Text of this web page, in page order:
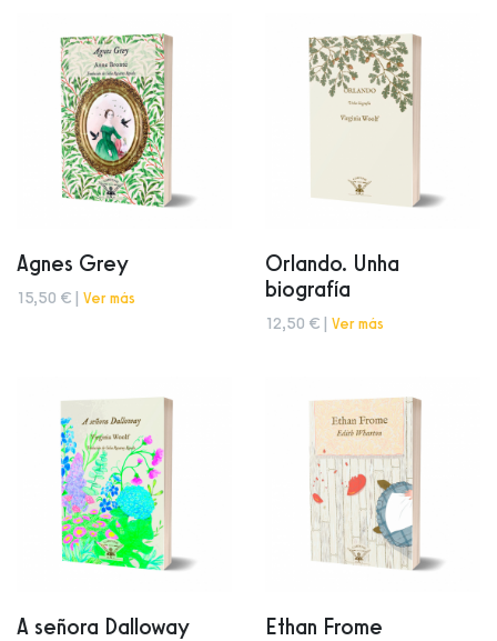
Agnes Grey
15,50 € | Ver más
Orlando. Unha
biografía
12,50 € | Ver más
A señora Dalloway Ethan Frome